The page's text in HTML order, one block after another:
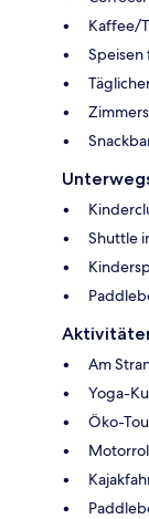
Kaffee/
Speisen
Shuttle
Am
Yoga-
Öko-